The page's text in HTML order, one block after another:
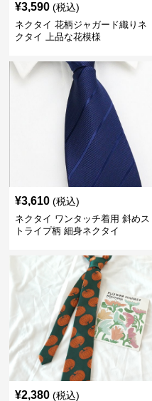
¥3,590 (税込)
ネクタイ 花柄ジャガード織りネ
クタイ 上品な花模様
¥3,610 (税込)
ネクタイ ワンタッチ着用 斜めス
トライプ柄 細身ネクタイ
¥2,380 (税込)